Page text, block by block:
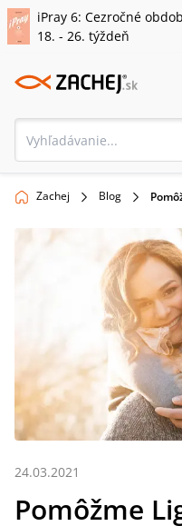
iPray 6: Cezročné
18. - 26. týždeň
Zachej Blog
24.03.2021
Pomôžme